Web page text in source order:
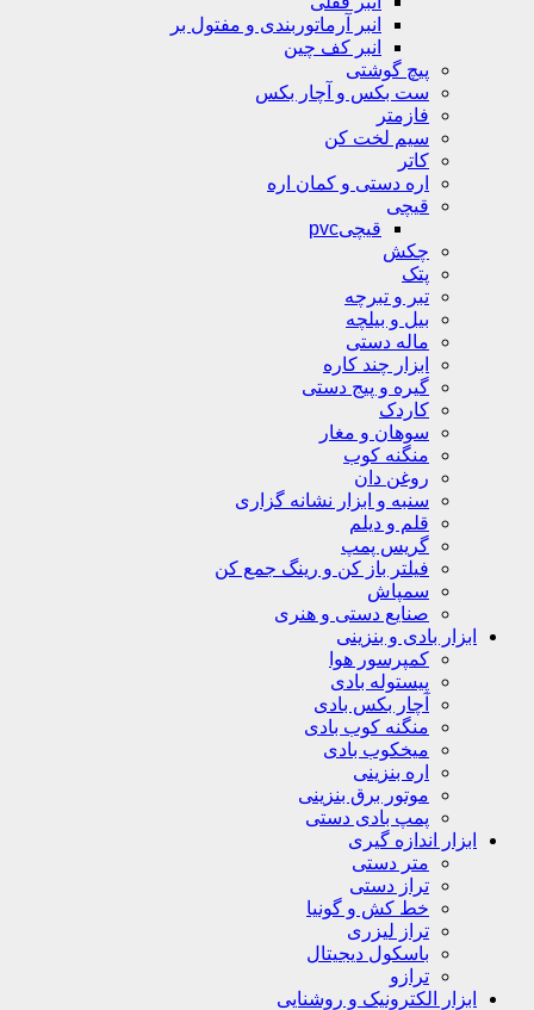
انبر آرماتوربندی و مفتول بر
انبر کف چین
پیچ گوشتی
ست بکس و آچار بکس
فازمتر
سیم لخت کن
کاتر
اره دستی و کمان اره
قیچی
قیچیpvc
چکش
پتک
تبر و تبرچه
بیل و بیلچه
ماله دستی
ابزار چند کاره
گیره و پیج دستی
کاردک
سوهان و مغار
منگنه کوب
روغن دان
سنبه و ابزار نشانه گزاری
قلم و دیلم
گریس پمپ
فیلتر باز کن و رینگ جمع کن
سمپاش
صنایع دستی و هنری
ابزار بادی و بنزینی
کمپرسور هوا
پیستوله بادی
آچار بکس بادی
منگنه کوب بادی
میخکوب بادی
اره بنزینی
موتور برق بنزینی
پمپ بادی دستی
ابزار اندازه گیری
متر دستی
تراز دستی
خط کش و گونیا
تراز لیزری
باسکول دیجیتال
ترازو
ابزار الکترونیک و روشنایی